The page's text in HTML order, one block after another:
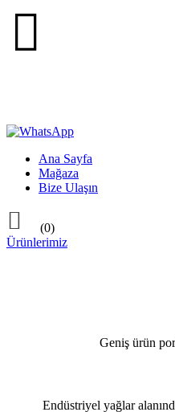

Ana Sayfa
Mağaza
Bize Ulaşın

(0)
Ürünlerimiz
Geniş ürün
Endüstriyel yağlar